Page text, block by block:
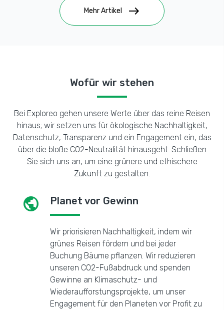
Mehr Artikel east
Wofür wir stehen
Bei Exploreo gehen unsere Werte über das reine Reisen
hinaus; wir setzen uns für ökologische Nachhaltigkeit,
Datenschutz, Transparenz und ein Engagement ein, das
über die bloße CO2-Neutralität hinausgeht. Schließen
Sie sich uns an, um eine grünere und ethischere
Zukunft zu gestalten.
public Planet vor Gewinn
Wir priorisieren Nachhaltigkeit, indem wir
grünes Reisen fördern und bei jeder
Buchung Bäume pflanzen. Wir reduzieren
unseren CO2-Fußabdruck und spenden
Gewinne an Klimaschutz- und
Wiederaufforstungsprojekte, um unser
Engagement für den Planeten vor Profit zu